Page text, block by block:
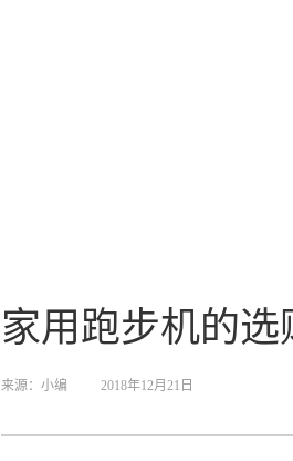
家用跑步机的
来源： 小编 2018年12月21日